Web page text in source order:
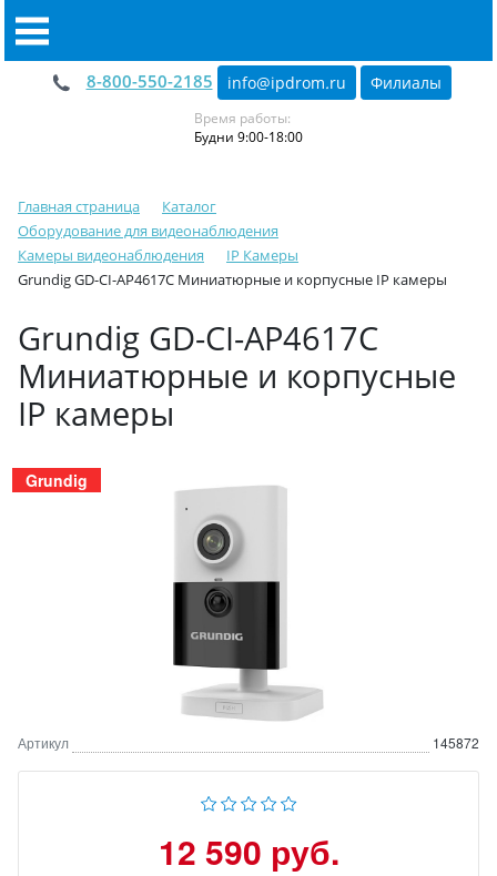
8-800-550-2185 info@ipdrom.ru Филиалы
Время работы:
Будни 9:00-18:00
Главная страница
Каталог
Оборудование для видеонаблюдения
Камеры видеонаблюдения
IP Камеры
Grundig GD-CI-AP4617C Миниатюрные и корпусные IP камеры
Grundig GD-CI-AP4617C
Миниатюрные и корпусные
IP камеры
Grundig
Артикул 145872
12 590 руб.